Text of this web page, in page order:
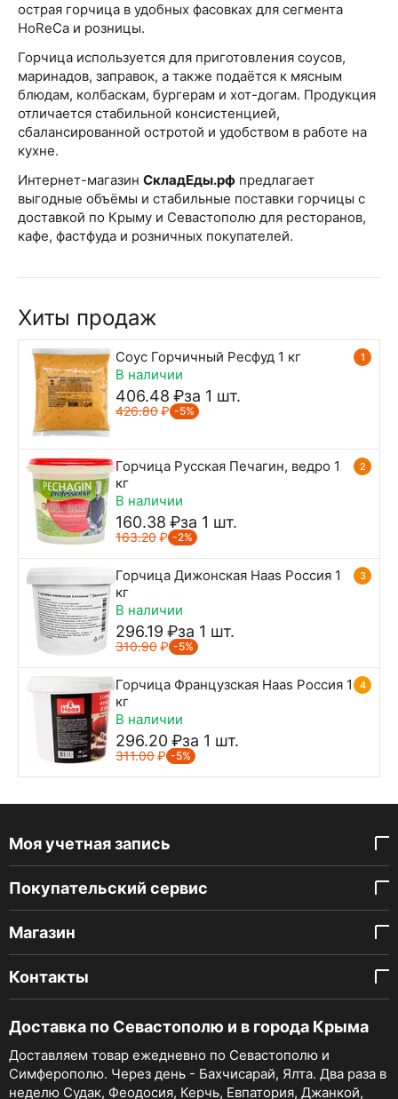
острая горчица в удобных фасовках для сегмента
HoReCa и розницы.
Горчица используется для приготовления соусов,
маринадов, заправок, а также подаётся к мясным
блюдам, колбаскам, бургерам и хот-догам. Продукция
отличается стабильной консистенцией,
сбалансированной остротой и удобством в работе на
кухне.
Интернет-магазин СкладЕды.рф предлагает
выгодные объёмы и стабильные поставки горчицы с
доставкой по Крыму и Севастополю для ресторанов,
кафе, фастфуда и розничных покупателей.
Хиты продаж
1
Соус Горчичный Ресфуд 1 кг
В наличии
406.48 ₽за 1 шт.
426.80₽ -5%
2
Горчица Русская Печагин, ведро 1
кг
В наличии
160.38 ₽за 1 шт.
163.20₽ -2%
3
Горчица Дижонская Haas Россия 1
кг
В наличии
296.19 ₽за 1 шт.
310.90₽ -5%
4
Горчица Французская Haas Россия 1
кг
В наличии
296.20 ₽за 1 шт.
311.00₽ -5%
Моя учетная запись
Покупательский сервис
Магазин
Контакты
Доставка по Севастополю и в города Крыма
Доставляем товар ежедневно по Севастополю и
Симферополю. Через день - Бахчисарай, Ялта. Два раза в
неделю Судак, Феодосия, Керчь, Евпатория, Джанкой,